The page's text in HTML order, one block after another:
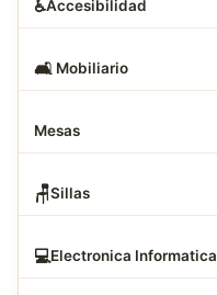
♿Accesibilidad
🛋 ️ Mobiliario
Mesas
🪑Sillas
💻Electronica Informatica